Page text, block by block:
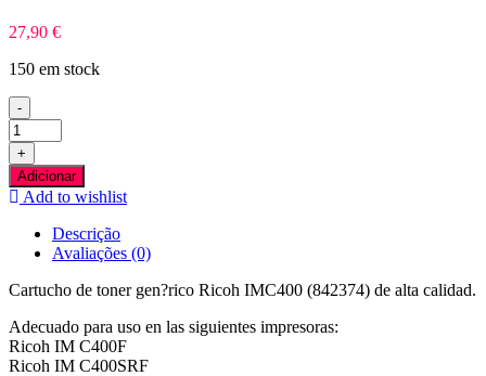
27,90 €
150 em stock
-
Quantidade
de
Ricoh
IMC400
Preto
Compativel
+
Adicionar
Add to wishlist
Descrição
Avaliações (0)
Cartucho de toner gen?rico Ricoh IMC400 (842374) de alta calidad.
Adecuado para uso en las siguientes impresoras:
Ricoh IM C400F
Ricoh IM C400SRF